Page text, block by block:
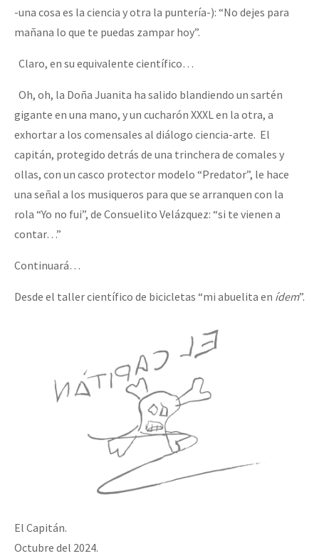
-una cosa es la ciencia y otra la puntería-): “No dejes para
mañana lo que te puedas zampar hoy”.
Claro, en su equivalente científico…
Oh, oh, la Doña Juanita ha salido blandiendo un sartén
gigante en una mano, y un cucharón XXXL en la otra, a
exhortar a los comensales al diálogo ciencia-arte. El
capitán, protegido detrás de una trinchera de comales y
ollas, con un casco protector modelo “Predator”, le hace
una señal a los musiqueros para que se arranquen con la
rola “Yo no fui”, de Consuelito Velázquez: “si te vienen a
contar…”
Continuará…
Desde el taller científico de bicicletas “mi abuelita en ídem”.
El Capitán.
Octubre del 2024.